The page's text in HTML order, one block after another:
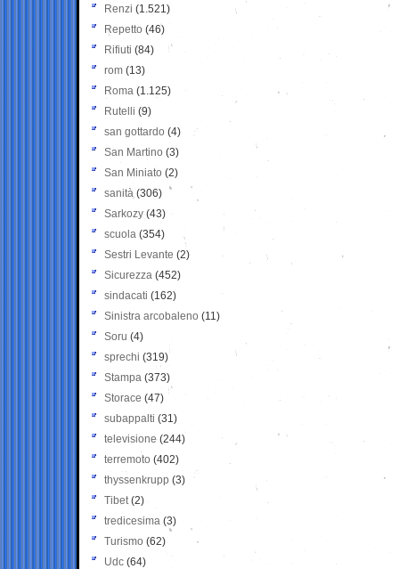
Renzi (1.521)
Repetto (46)
Rifiuti (84)
rom (13)
Roma (1.125)
Rutelli (9)
san gottardo (4)
San Martino (3)
San Miniato (2)
sanità (306)
Sarkozy (43)
scuola (354)
Sestri Levante (2)
Sicurezza (452)
sindacati (162)
Sinistra arcobaleno (11)
Soru (4)
sprechi (319)
Stampa (373)
Storace (47)
subappalti (31)
televisione(244)
terremoto (402)
thyssenkrupp (3)
Tibet(2)
tredicesima (3)
Turismo (62)
Udc (64)